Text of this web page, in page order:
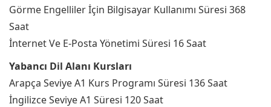
Görme Engelliler İçin Bilgisayar Kullanımı Süresi 368
Saat
İnternet Ve E-Posta Yönetimi Süresi 16 Saat
Yabancı Dil Alanı Kursları
Arapça Seviye A1 Kurs Programı Süresi 136 Saat
İngilizce Seviye A1 Süresi 120 Saat